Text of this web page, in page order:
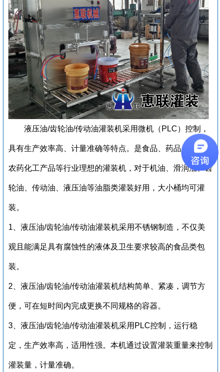
液压油/齿轮油/传动油灌装机采用微机（PLC）控制，
具有生产效率高、计量准确等特点。是食品、药品、日化、
农药化工产品等行业理想的灌装机，对于机油、滑润油、齿
轮油、传动油、液压油等油脂类灌装好用，大小桶均可灌
装。
1、 液压油/齿轮油/传动油灌装机采用不锈钢制造，不仅美
观且能满足具有腐蚀性的液体及卫生要求较高的食品类包
装。
2、 液压油/齿轮油/传动油灌装机结构简单、紧凑，调节方
便，可在短时间内完成更换不同规格的容器。
3、 液压油/齿轮油/传动油灌装机采用PLC控制，运行稳
定，生产效率高，适用性强。本机通过设置灌装重量来控制
灌装量，计量准确。